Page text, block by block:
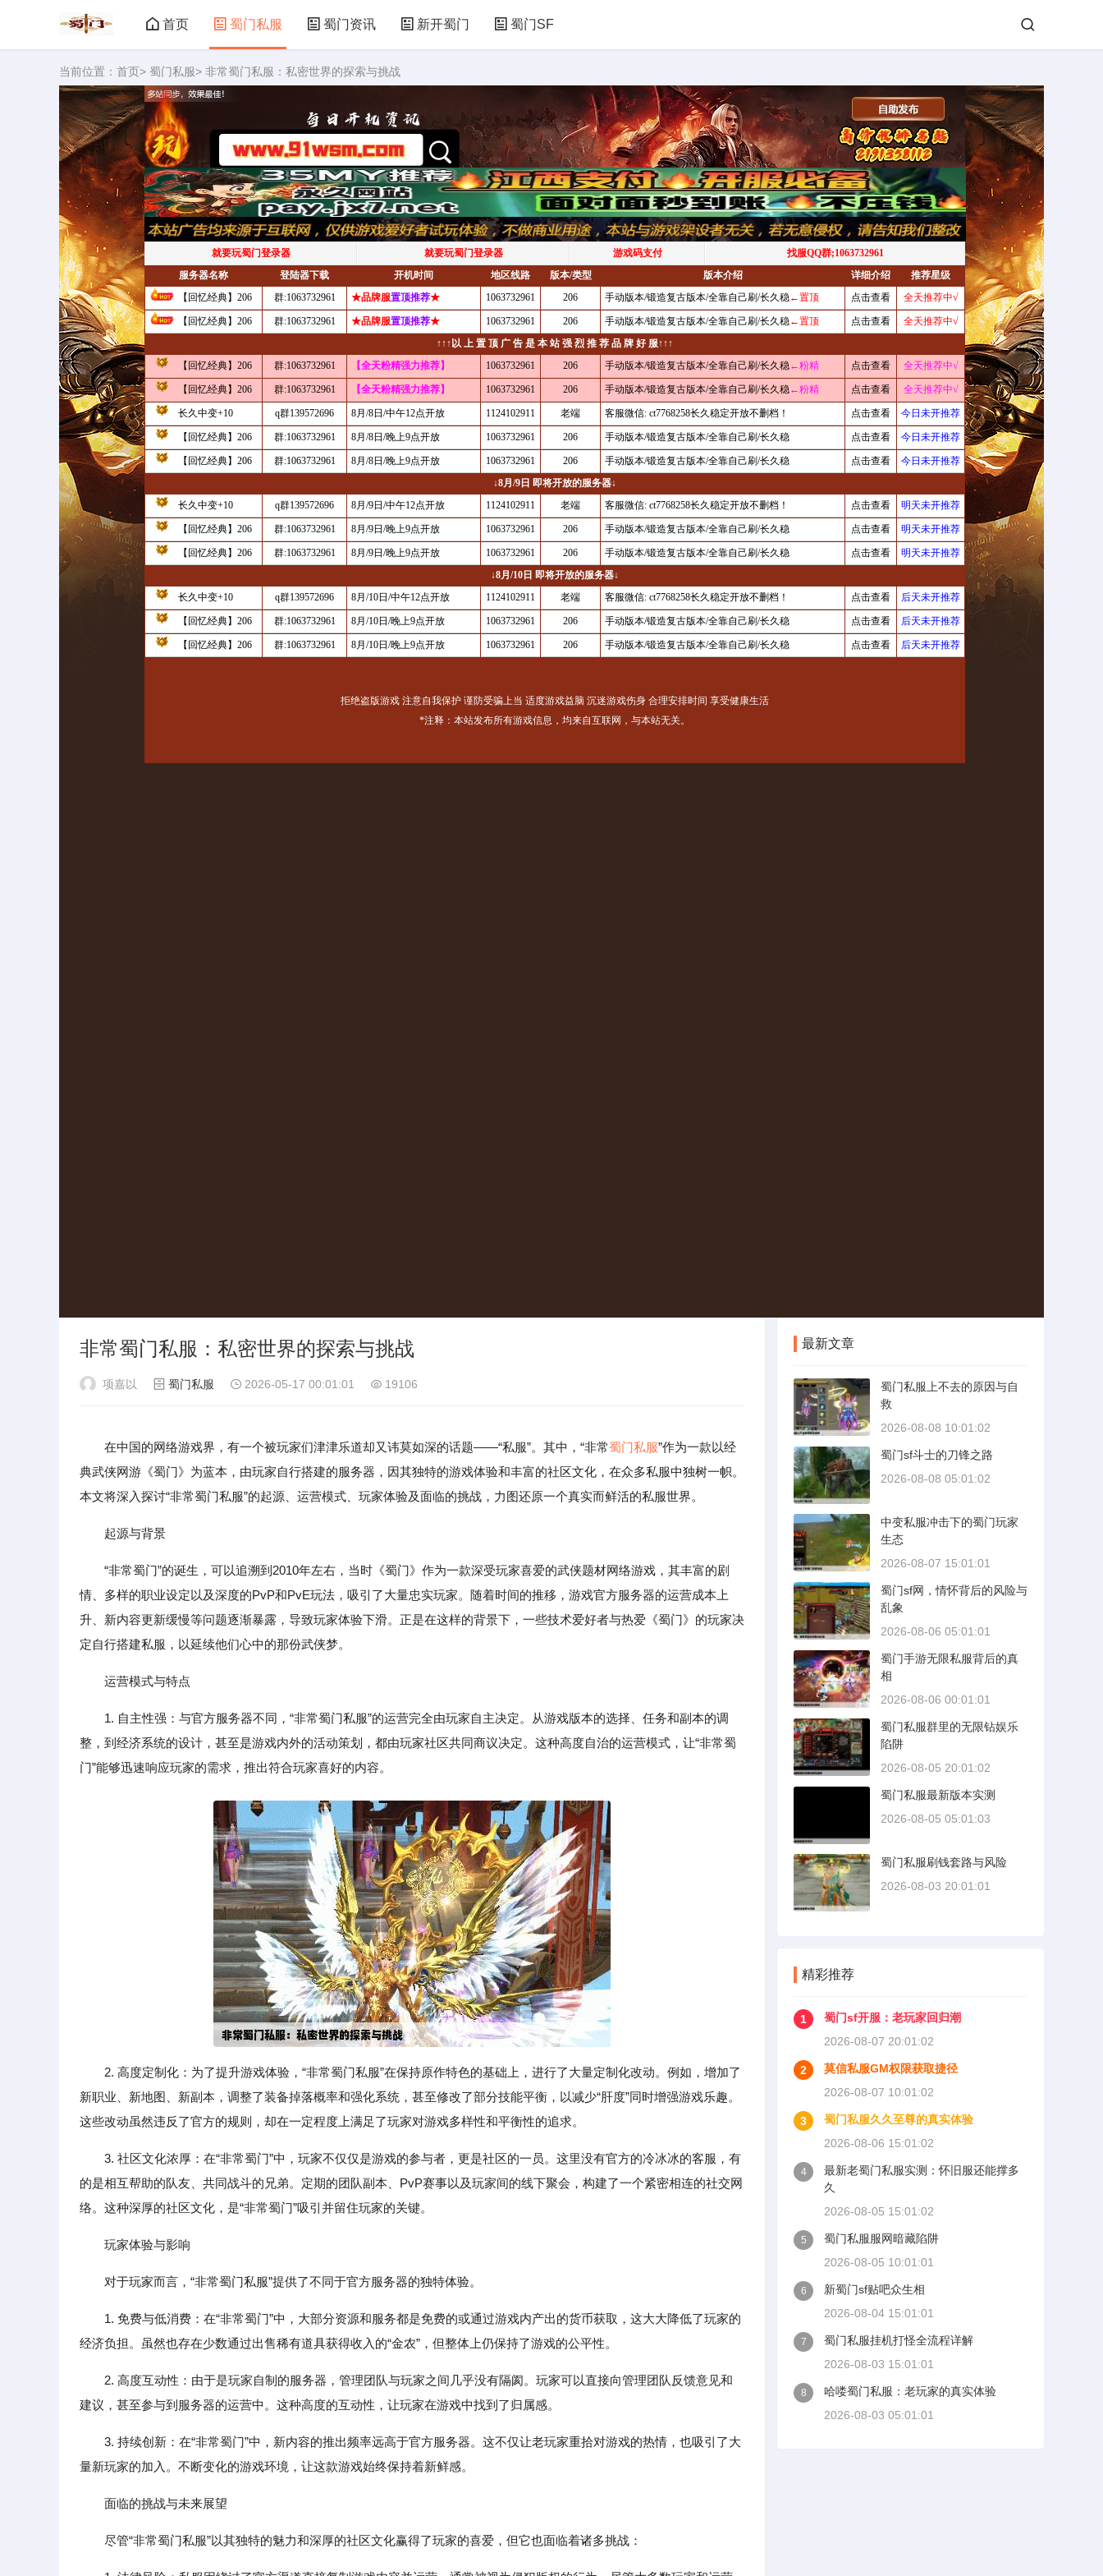
首页 蜀门私服 蜀门资讯 新开蜀门 蜀门SF
当前位置： 首页> 蜀门私服> 非常蜀门私服：私密世界的探索与挑战
非常蜀门私服：私密世界的探索与挑战
项嘉以 蜀门私服 2026-05-17 00:01:01 19106
在中国的网络游戏界，有一个被玩家们津津乐道却又讳莫如深的话题——“私服”。其中，“非常蜀门私服”作为一款以经
典武侠网游《蜀门》为蓝本，由玩家自行搭建的服务器，因其独特的游戏体验和丰富的社区文化，在众多私服中独树一帜。
本文将深入探讨“非常蜀门私服”的起源、运营模式、玩家体验及面临的挑战，力图还原一个真实而鲜活的私服世界。
起源与背景
“非常蜀门”的诞生，可以追溯到2010年左右，当时《蜀门》作为一款深受玩家喜爱的武侠题材网络游戏，其丰富的剧
情、多样的职业设定以及深度的PvP和PvE玩法，吸引了大量忠实玩家。随着时间的推移，游戏官方服务器的运营成本上
升、新内容更新缓慢等问题逐渐暴露，导致玩家体验下滑。正是在这样的背景下，一些技术爱好者与热爱《蜀门》的玩家决
定自行搭建私服，以延续他们心中的那份武侠梦。
运营模式与特点
1. 自主性强：与官方服务器不同，“非常蜀门私服”的运营完全由玩家自主决定。从游戏版本的选择、任务和副本的调
整，到经济系统的设计，甚至是游戏内外的活动策划，都由玩家社区共同商议决定。这种高度自治的运营模式，让“非常蜀
门”能够迅速响应玩家的需求，推出符合玩家喜好的内容。
2. 高度定制化：为了提升游戏体验，“非常蜀门私服”在保持原作特色的基础上，进行了大量定制化改动。例如，增加了
新职业、新地图、新副本，调整了装备掉落概率和强化系统，甚至修改了部分技能平衡，以减少“肝度”同时增强游戏乐趣。
这些改动虽然违反了官方的规则，却在一定程度上满足了玩家对游戏多样性和平衡性的追求。
3. 社区文化浓厚：在“非常蜀门”中，玩家不仅仅是游戏的参与者，更是社区的一员。这里没有官方的冷冰冰的客服，有
的是相互帮助的队友、共同战斗的兄弟。定期的团队副本、PvP赛事以及玩家间的线下聚会，构建了一个紧密相连的社交网
络。这种深厚的社区文化，是“非常蜀门”吸引并留住玩家的关键。
玩家体验与影响
对于玩家而言，“非常蜀门私服”提供了不同于官方服务器的独特体验。
1. 免费与低消费：在“非常蜀门”中，大部分资源和服务都是免费的或通过游戏内产出的货币获取，这大大降低了玩家的
经济负担。虽然也存在少数通过出售稀有道具获得收入的“金农”，但整体上仍保持了游戏的公平性。
2. 高度互动性：由于是玩家自制的服务器，管理团队与玩家之间几乎没有隔阂。玩家可以直接向管理团队反馈意见和
建议，甚至参与到服务器的运营中。这种高度的互动性，让玩家在游戏中找到了归属感。
3. 持续创新：在“非常蜀门”中，新内容的推出频率远高于官方服务器。这不仅让老玩家重拾对游戏的热情，也吸引了大
量新玩家的加入。不断变化的游戏环境，让这款游戏始终保持着新鲜感。
面临的挑战与未来展望
尽管“非常蜀门私服”以其独特的魅力和深厚的社区文化赢得了玩家的喜爱，但它也面临着诸多挑战：
最新文章
蜀门私服上不去的原因与自
救
2026-08-08 10:01:02
蜀门sf斗士的刀锋之路
2026-08-08 05:01:02
中变私服冲击下的蜀门玩家
生态
2026-08-07 15:01:01
蜀门sf网，情怀背后的风险与
乱象
2026-08-06 05:01:01
蜀门手游无限私服背后的真
相
2026-08-06 00:01:01
蜀门私服群里的无限钻娱乐
陷阱
2026-08-05 20:01:02
蜀门私服最新版本实测
2026-08-05 05:01:03
蜀门私服刷钱套路与风险
2026-08-03 20:01:01
精彩推荐
1
蜀门sf开服：老玩家回归潮
2026-08-07 20:01:02
2
莫信私服GM权限获取捷径
2026-08-07 10:01:02
3
蜀门私服久久至尊的真实体验
2026-08-06 15:01:02
4
最新老蜀门私服实测：怀旧服还能撑多
久
2026-08-05 15:01:02
5
蜀门私服服网暗藏陷阱
2026-08-05 10:01:01
6
新蜀门sf贴吧众生相
2026-08-04 15:01:01
7
蜀门私服挂机打怪全流程详解
2026-08-03 15:01:01
8
哈喽蜀门私服：老玩家的真实体验
2026-08-03 05:01:01